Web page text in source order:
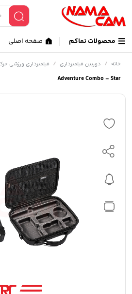
محصولات نماکم صفحه اصلی
خانه / دوربین فیلمبرداری / فیلمبرداری ورزشی
Adventure Combo – Star